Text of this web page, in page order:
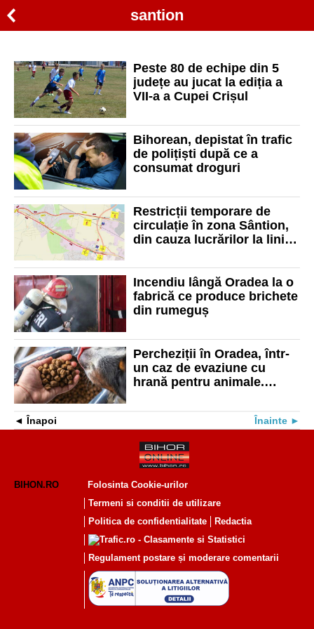
santion
Peste 80 de echipe din 5
județe au jucat la ediția a
VII-a a Cupei Crișul
Bihorean, depistat în trafic
de polițiști după ce a
consumat droguri
Restricții temporare de
circulație în zona Sântion,
din cauza lucrărilor la linia
reluat traficul
Incendiu lângă Oradea la o
fabrică ce produce brichete
din rumeguș
Percheziții în Oradea, într-
un caz de evaziune cu
hrană pentru animale.
Înapoi Înainte
BIHON.RO
Folosinta Cookie-urilor
Termeni si conditii de utilizare
Politica de confidentialitate
Redactia
Regulament postare și moderare comentarii